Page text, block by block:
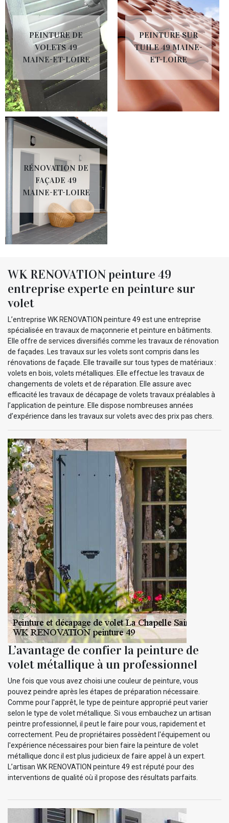
PEINTURE DE
VOLETS 49
MAINE-ET-LOIRE
PEINTURE SUR
TUILE 49 MAINE-
ET-LOIRE
RÉNOVATION DE
FAÇADE 49
MAINE-ET-LOIRE
WK RENOVATION peinture 49
entreprise experte en peinture sur
volet
L’entreprise WK RENOVATION peinture 49 est une entreprise
spécialisée en travaux de maçonnerie et peinture en bâtiments.
Elle offre de services diversifiés comme les travaux de rénovation
de façades. Les travaux sur les volets sont compris dans les
rénovations de façade. Elle travaille sur tous types de matériaux :
volets en bois, volets métalliques. Elle effectue les travaux de
changements de volets et de réparation. Elle assure avec
efficacité les travaux de décapage de volets travaux préalables à
l’application de peinture. Elle dispose nombreuses années
d’expérience dans les travaux sur volets avec des prix pas chers.
L’avantage de confier la peinture de
volet métallique à un professionnel
Une fois que vous avez choisi une couleur de peinture, vous
pouvez peindre après les étapes de préparation nécessaire.
Comme pour l'apprêt, le type de peinture approprié peut varier
selon le type de volet métallique. Si vous embauchez un artisan
peintre professionnel, il peut le faire pour vous, rapidement et
correctement. Peu de propriétaires possèdent l'équipement ou
l'expérience nécessaires pour bien faire la peinture de volet
métallique donc il est plus judicieux de faire appel à un expert.
L’artisan WK RENOVATION peinture 49 est réputé pour des
interventions de qualité où il propose des résultats parfaits.